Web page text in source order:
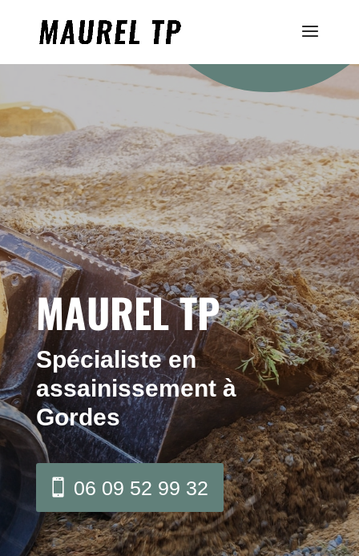
MAUREL TP
Spécialiste en
assainissement à
Gordes
06 09 52 99 32